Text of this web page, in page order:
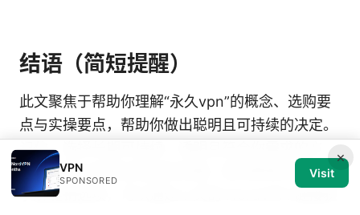
结语（简短提醒）
此文聚焦于帮助你理解“永久vpn”的概念、选购要
点与实操要点，帮助你做出聪明且可持续的决定。
记住，选择长期可持续、透明且符合你需求的方
案，才是让你真正受益的关键。若你愿意先试用或
了解促销选项，可以通过上文的 NordVPN 链接获
×
VPN
SPONSORED
Visit